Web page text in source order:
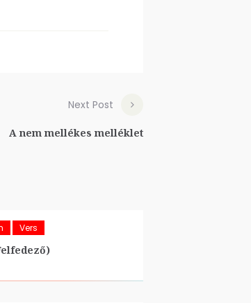
Next Post
A nem mellékes melléklet
Vers